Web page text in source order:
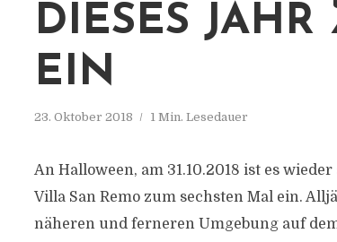
DIESES
EIN
23. Oktober 2018 1 Min. Lesedauer
An Halloween, am 31.10.2018 ist es
Villa San Remo zum sechsten Mal ein.
näheren und ferneren Umgebung auf